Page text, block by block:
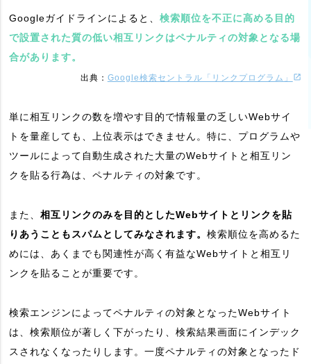
Googleガイドラインによると、検索順位を不正に高める目的
で設置された質の低い相互リンクはペナルティの対象となる場
合があります。
出典： Google検索セントラル「リンクプログラム」
単に相互リンクの数を増やす目的で情報量の乏しいWebサイ
トを量産しても、上位表示はできません。特に、プログラムや
ツールによって自動生成された大量のWebサイトと相互リン
クを貼る行為は、ペナルティの対象です。
また、相互リンクのみを目的としたWebサイトとリンクを貼
りあうこともスパムとしてみなされます。検索順位を高めるた
めには、あくまでも関連性が高く有益なWebサイトと相互リ
ンクを貼ることが重要です。
検索エンジンによってペナルティの対象となったWebサイト
は、検索順位が著しく下がったり、検索結果画面にインデック
スされなくなったりします。一度ペナルティの対象となったド